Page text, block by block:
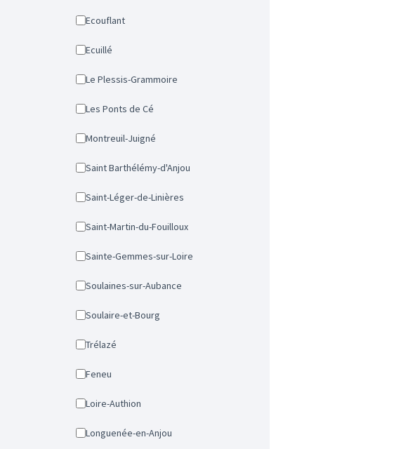
Ecouflant
Ecuillé
Le Plessis-Grammoire
Les Ponts de Cé
Montreuil-Juigné
Saint Barthélémy-d'Anjou
Saint-Léger-de-Linières
Saint-Martin-du-Fouilloux
Sainte-Gemmes-sur-Loire
Soulaines-sur-Aubance
Soulaire-et-Bourg
Trélazé
Feneu
Loire-Authion
Longuenée-en-Anjou